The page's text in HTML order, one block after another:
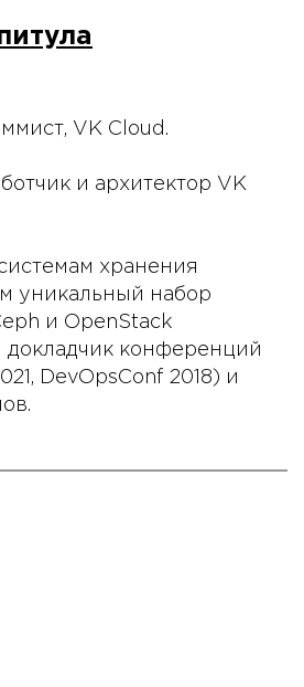
VK Cloud.
и архитектор VK
хранения
уникальный набор
и OpenStack
докладчик конференций
DevOpsConf 2018) и